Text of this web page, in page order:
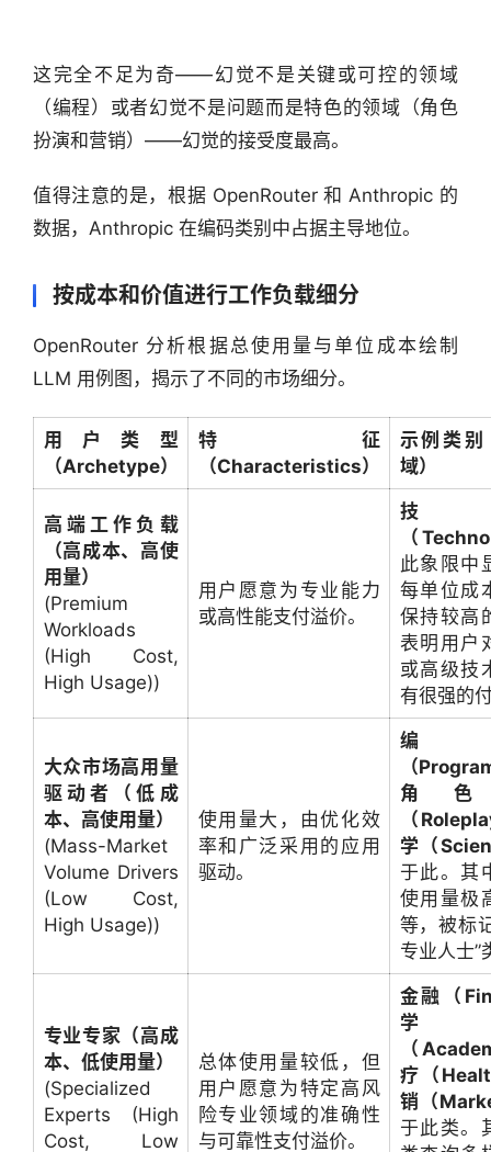
研
报
创
之
窗
商
机
链
这完全不足为奇——幻觉不是关键或可控的领域
（编程）或者幻觉不是问题而是特色的领域（角色
扮演和营销）——幻觉的接受度最高。
值得注意的是，根据 OpenRouter 和 Anthropic 的
数据，Anthropic 在编码类别中占据主导地位。
按成本和价值进行工作负载细分
OpenRouter 分析根据总使用量与单位成本绘制
LLM 用例图，揭示了不同的市场细分。
用户类型
（Archetype）
特征
（Characteristics）
示例类
域）
高端工作负载
（高成本、高使
用量）
(Premium
Workloads
(High Cost,
High Usage))
用户愿意为专业能力
或高性能支付溢价。
（
此象限中
每单位成
保持较高
表明用户
或高级技
有很强的
大众市场高用量
驱动者（低成
本、高使用量）
(Mass-Market
Volume Drivers
(Low Cost,
High Usage))
使用量大，由优化效
率和广泛采用的应用
驱动。
（
角
（
学（
于此。其
使用量极
等，被标
专业人士”
专业专家（高成
本、低使用量）
(Specialized
Experts (High
Cost, Low
总体使用量较低，但
用户愿意为特定高风
险专业领域的准确性
与可靠性支付溢价。
金融（
（
疗（
销（
于此类。